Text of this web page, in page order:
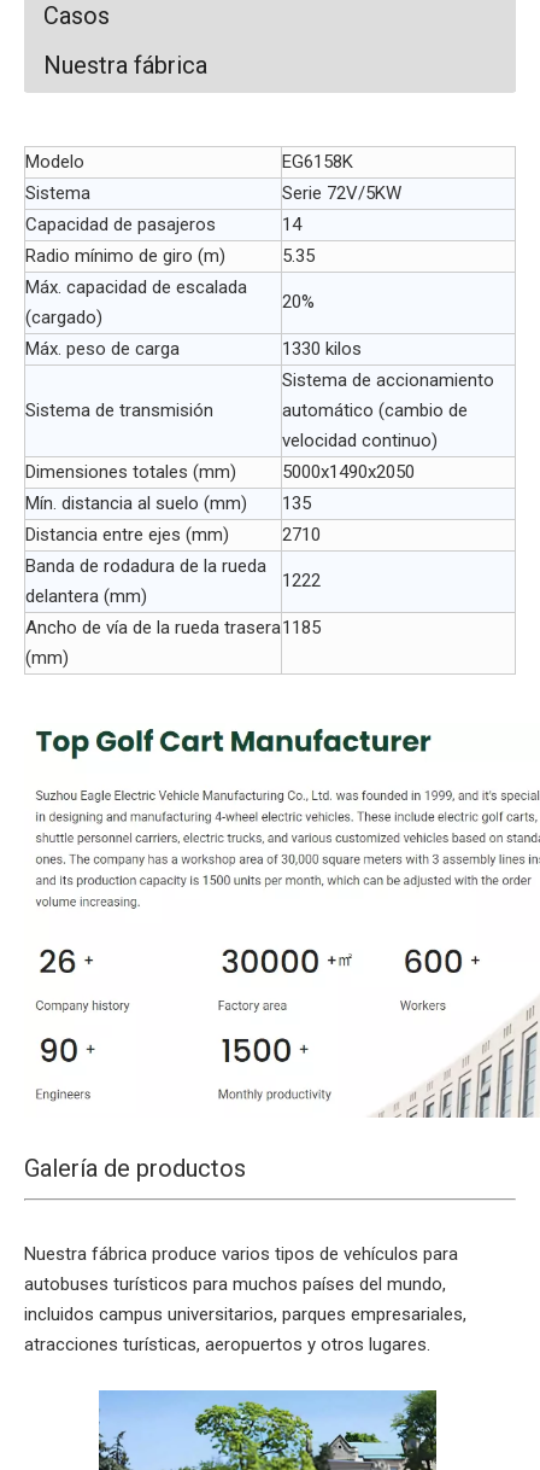
Casos
Nuestra fábrica
Modelo
EG6158K
Sistema
Serie 72V/5KW
Capacidad de pasajeros
14
Radio mínimo de giro (m)
5.35
Máx. capacidad de escalada
(cargado)
20%
Máx. peso de carga 1330 kilos
Sistema de transmisión
Sistema de accionamiento
automático (cambio de
velocidad continuo)
Dimensiones totales (mm)
5000x1490x2050
Mín. distancia al suelo (mm)
135
Distancia entre ejes (mm)
2710
Banda de rodadura de la rueda
delantera (mm)
1222
Ancho de vía de la rueda trasera
(mm)
1185
Galería de productos
Nuestra fábrica produce varios tipos de vehículos para
autobuses turísticos para muchos países del mundo,
incluidos campus universitarios, parques empresariales,
atracciones turísticas, aeropuertos y otros lugares.